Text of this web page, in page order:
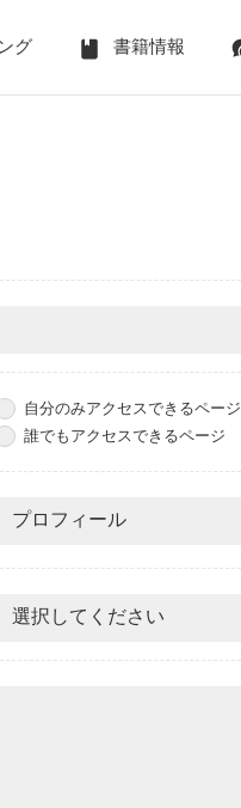
グ 書籍情報
自分のみアクセスできるページ
誰でもアクセスできるページ